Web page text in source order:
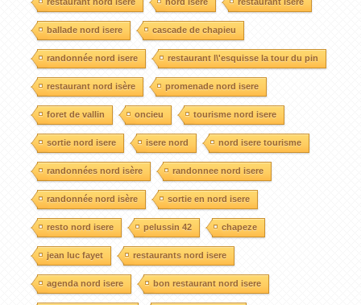
ballade nord isere cascade de chapieu
randonnée nord isere restaurant l\'esquisse la tour du pin
restaurant nord isère promenade nord isere
foret de vallin oncieu tourisme nord isere
sortie nord isere isere nord nord isere tourisme
randonnées nord isère randonnee nord isere
randonnée nord isère sortie en nord isere
resto nord isere pelussin 42 chapeze
jean luc fayet restaurants nord isere
agenda nord isere bon restaurant nord isere